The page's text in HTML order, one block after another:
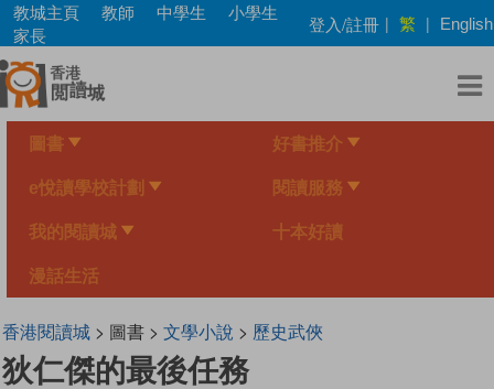
Skip
main
content
教城主頁 教師 中學生
小學生
家長
登入/註冊 | 繁 | English
圖書 好書推介
e悅讀學校計劃 閱讀服務
我的閱讀城 十本好讀
漫話生活
香港閱讀城> 圖書 > 文學小說 > 歷史武俠
狄仁傑的最後任務